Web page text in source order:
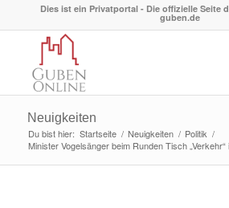
Dies ist ein Privatportal - Die offizielle Seite
guben.de
Neuigkeiten
Du bist hier: Startseite / Neuigkeiten / Politik /
Minister Vogelsänger beim Runden Tisch „Verkehr“